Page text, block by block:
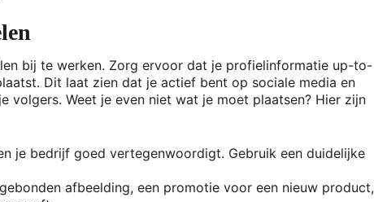
bij te werken. Zorg ervoor dat je profielinformatie up-to-
Dit laat zien dat je actief bent op sociale media en
volgers. Weet je even niet wat je moet plaatsen? Hier zijn
je bedrijf goed vertegenwoordigt. Gebruik een duidelijke
afbeelding, een promotie voor een nieuw product,